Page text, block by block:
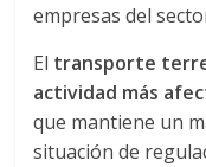
empresas del
El transporte
actividad más
que mantiene un
situación de